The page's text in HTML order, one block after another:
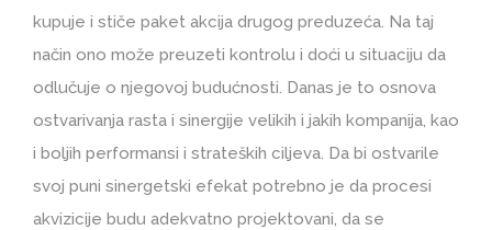
kupuje i stiče paket akcija drugog preduzeća. Na taj
način ono može preuzeti kontrolu i doći u situaciju da
odlučuje o njegovoj budućnosti. Danas je to osnova
ostvarivanja rasta i sinergije velikih i jakih kompanija, kao
i boljih performansi i strateških ciljeva. Da bi ostvarile
svoj puni sinergetski efekat potrebno je da procesi
akvizicije budu adekvatno projektovani, da se